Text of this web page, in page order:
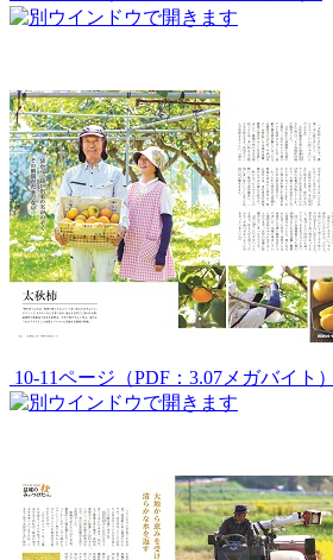
10-11ページ（PDF：3.07メガバイト）